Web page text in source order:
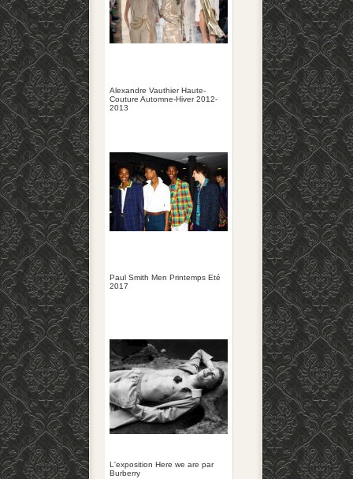
Alexandre Vauthier Haute-
Couture Automne-Hiver 2012-
2013
Paul Smith Men Printemps Eté
2017
L'exposition Here we are par
Burberry